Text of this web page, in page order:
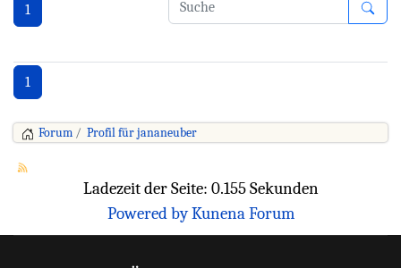
1
1
Forum Profil für jananeuber
Ladezeit der Seite: 0.155 Sekunden
Powered by Kunena Forum